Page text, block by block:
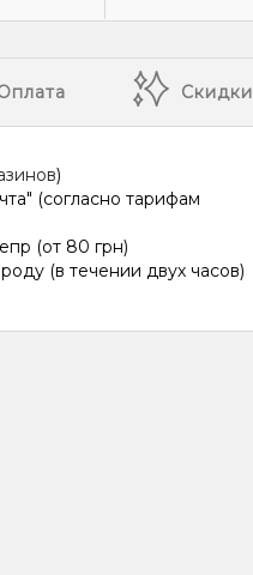
Скидки
)
(согласно тарифам
(от 80 грн)
(в течении двух часов)